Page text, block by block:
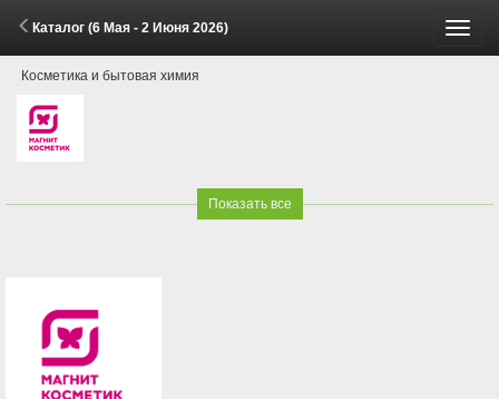
Каталог (6 Мая - 2 Июня 2026)
Косметика и бытовая химия
Показать все